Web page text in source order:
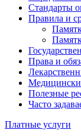
Стандарты
Правила и
Права и
Полезные
Часто
Платные услуги